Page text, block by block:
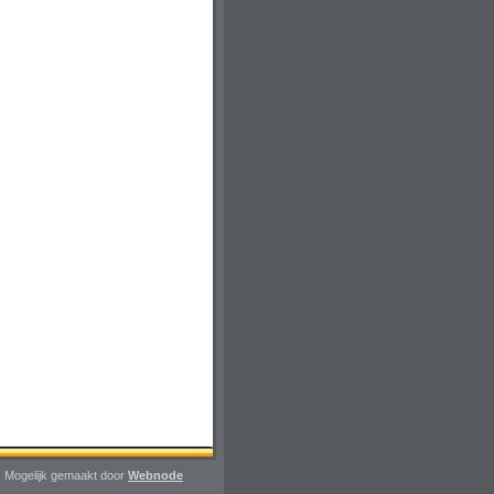
Mogelijk gemaakt door Webnode